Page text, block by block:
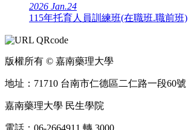
2026 Jan.24
115年托育人員訓練班(在職班.職前班)
版權所有 © 嘉南藥理大學
地址：71710 台南市仁德區二仁路一段60號
嘉南藥理大學 民生學院